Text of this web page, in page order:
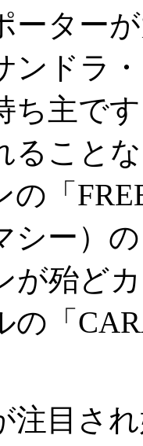
ーター
ンドラ
ち主で
ること
の「
シー）
が殆ど
の「
注目さ